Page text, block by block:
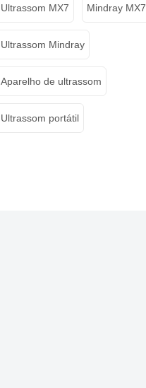
Ultrassom MX7 Mindray MX7
Ultrassom Mindray
Aparelho de ultrassom
Ultrassom portátil